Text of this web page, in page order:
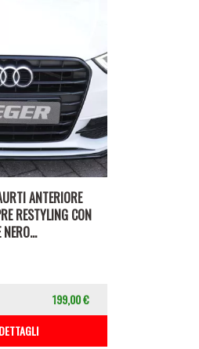
ANTERIORE
RESTYLING CON
199,00 €